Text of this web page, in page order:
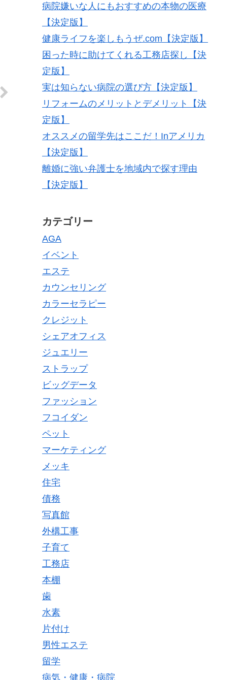
病院嫌いな人にもおすすめの本物の医療
【決定版】
健康ライフを楽しもうぜ.com【決定版】
困った時に助けてくれる工務店探し【決
定版】
実は知らない病院の選び方【決定版】
リフォームのメリットとデメリット【決
定版】
オススメの留学先はここだ！Inアメリカ
【決定版】
離婚に強い弁護士を地域内で探す理由
【決定版】
カテゴリー
AGA
イベント
エステ
カウンセリング
カラーセラピー
クレジット
シェアオフィス
ジュエリー
ストラップ
ビッグデータ
ファッション
フコイダン
ペット
マーケティング
メッキ
住宅
債務
写真館
外構工事
子育て
工務店
本棚
歯
水素
片付け
男性エステ
留学
病気・健康・病院